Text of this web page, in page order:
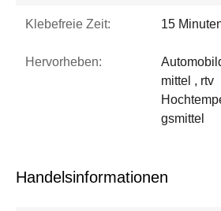
Klebefreie Zeit: 15
Hervorheben:
mittel , rtv
gsmittel
Handelsinformationen